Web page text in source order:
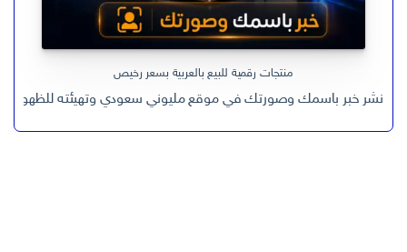
منتجات رقمية للبيع بالعربية بسعر رخيص
نشر خبر باسمك وصورتك في موقع مليوني سعودي وتهيئته للظهور